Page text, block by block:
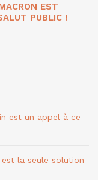
EST
PUBLIC !
est un appel à ce
la seule solution